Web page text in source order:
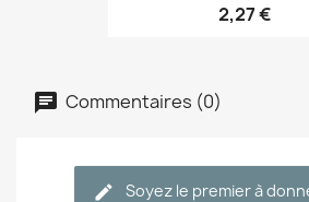
2,27 €
Commentaires (0)
Soyez le premier à